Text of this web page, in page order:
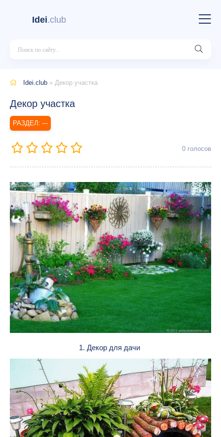
Idei.club
Idei.club » Декор участка
Декор участка
---
0 голосов
1. Декор для дачи